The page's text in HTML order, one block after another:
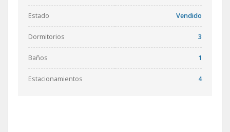
Estado Vendido
Dormitorios 3
Baños 1
Estacionamientos 4